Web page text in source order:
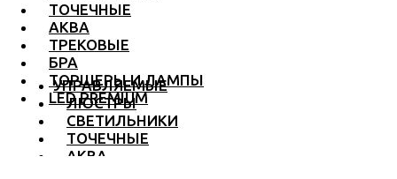
ТОЧЕЧНЫЕ
АКВА
ТРЕКОВЫЕ
БРА
ТОРШЕРЫ И ЛАМПЫ
LED PREMIUM
УПРАВЛЯЕМЫЕ
ЛЮСТРЫ
СВЕТИЛЬНИКИ
ТОЧЕЧНЫЕ
АКВА